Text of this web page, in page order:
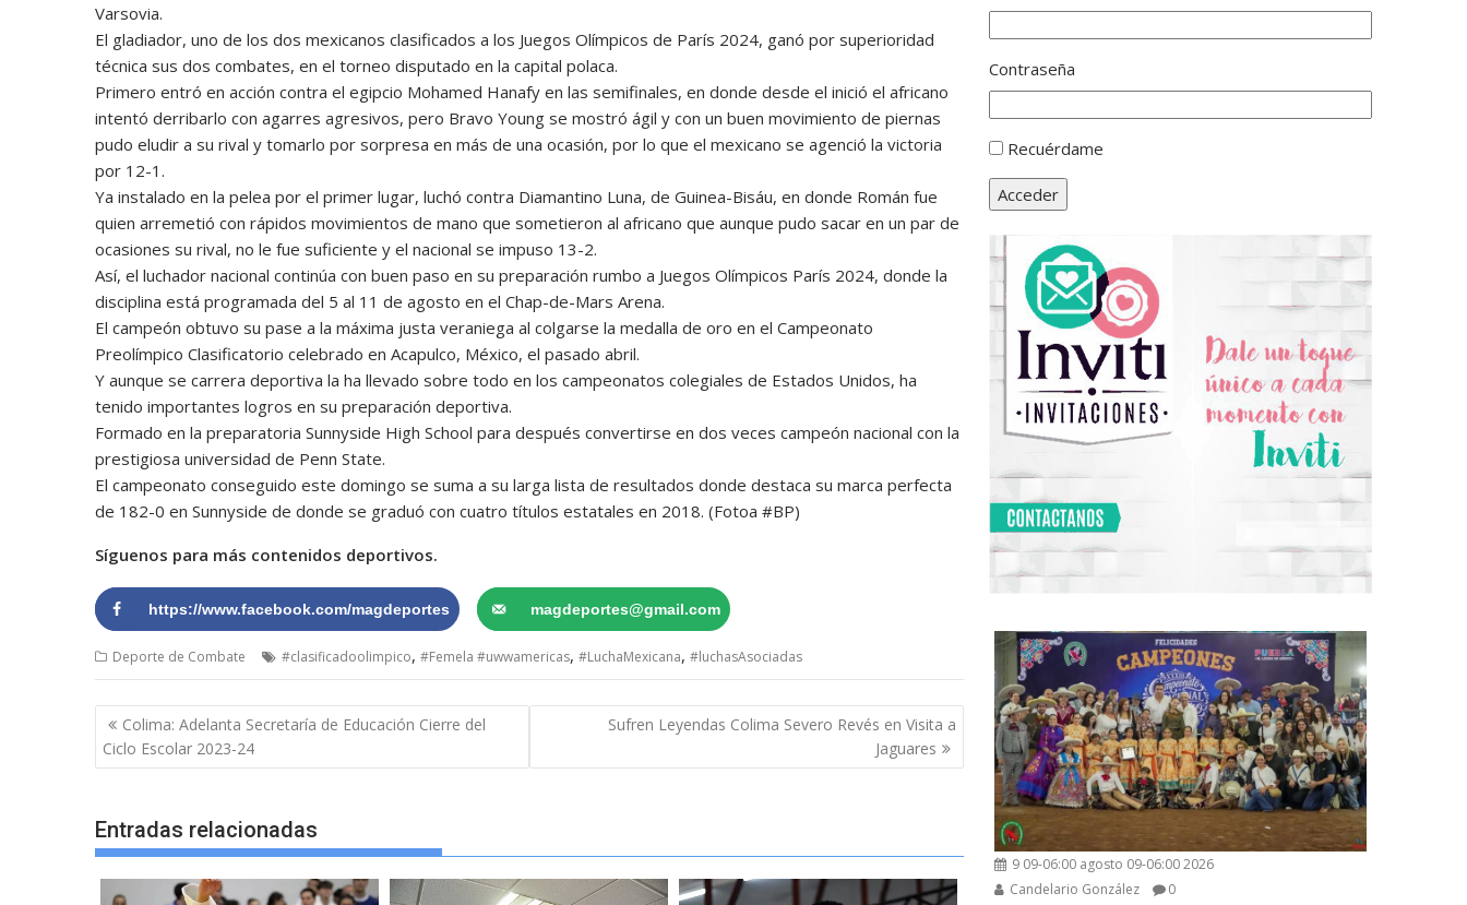
Varsovia.
El gladiador, uno de los dos mexicanos clasificados a los Juegos Olímpicos de París 2024, ganó por superioridad
técnica sus dos combates, en el torneo disputado en la capital polaca.
Primero entró en acción contra el egipcio Mohamed Hanafy en las semifinales, en donde desde el inició el africano
intentó derribarlo con agarres agresivos, pero Bravo Young se mostró ágil y con un buen movimiento de piernas
pudo eludir a su rival y tomarlo por sorpresa en más de una ocasión, por lo que el mexicano se agenció la victoria
por 12-1.
Ya instalado en la pelea por el primer lugar, luchó contra Diamantino Luna, de Guinea-Bisáu, en donde Román fue
quien arremetió con rápidos movimientos de mano que sometieron al africano que aunque pudo sacar en un par de
ocasiones su rival, no le fue suficiente y el nacional se impuso 13-2.
Así, el luchador nacional continúa con buen paso en su preparación rumbo a Juegos Olímpicos París 2024, donde la
disciplina está programada del 5 al 11 de agosto en el Chap-de-Mars Arena.
El campeón obtuvo su pase a la máxima justa veraniega al colgarse la medalla de oro en el Campeonato
Preolímpico Clasificatorio celebrado en Acapulco, México, el pasado abril.
Y aunque se carrera deportiva la ha llevado sobre todo en los campeonatos colegiales de Estados Unidos, ha
tenido importantes logros en su preparación deportiva.
Formado en la preparatoria Sunnyside High School para después convertirse en dos veces campeón nacional con la
prestigiosa universidad de Penn State.
El campeonato conseguido este domingo se suma a su larga lista de resultados donde destaca su marca perfecta
de 182-0 en Sunnyside de donde se graduó con cuatro títulos estatales en 2018. (Fotoa #BP)
Síguenos para más contenidos deportivos.
https://www.facebook.com/magdeportes magdeportes@gmail.com
Deporte de Combate #clasificadoolimpico, #Femela #uwwamericas, #LuchaMexicana, #luchasAsociadas
Navegación
de
entradas
Colima: Adelanta Secretaría de Educación Cierre del
Ciclo Escolar 2023-24
Sufren Leyendas Colima Severo Revés en Visita a
Jaguares
Entradas relacionadas
Contraseña
Recuérdame
Acceder
9 09-06:00 agosto 09-06:00 2026
Candelario González
0